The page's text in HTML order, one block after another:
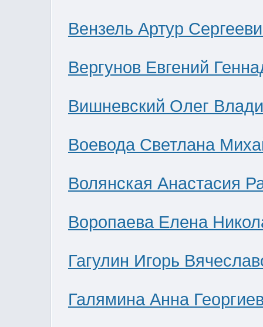
Вензель Артур
Вергунов Евгений
Вишневский Олег
Воевода Светлана
Волянская Анастасия
Воропаева Елена
Гагулин Игорь
Галямина Анна